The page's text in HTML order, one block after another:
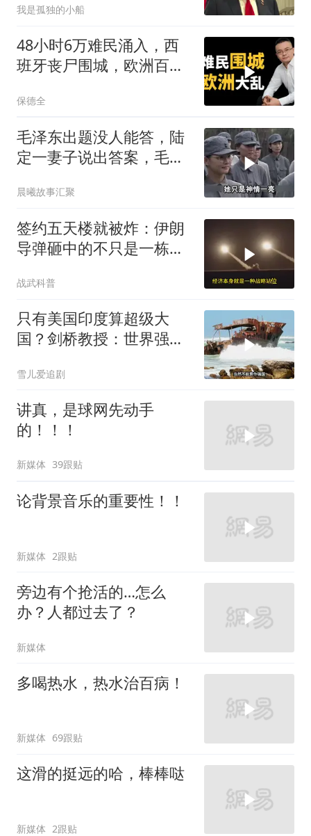
我是孤独的小船
48小时6万难民涌入，西
班牙丧尸围城，欧洲百年
保德全
毛泽东出题没人能答，陆
定一妻子说出答案，毛主
晨曦故事汇聚
签约五天楼就被炸：伊朗
导弹砸中的不只是一栋
牌
战武科普
只有美国印度算超级大
国？剑桥教授：世界强国
雪儿爱追剧
讲真，是球网先动手
的！！！
新媒体 39跟贴
论背景音乐的重要性！！
新媒体 2跟贴
旁边有个抢活的…怎么
办？人都过去了？
新媒体
多喝热水，热水治百病！
新媒体 69跟贴
这滑的挺远的哈，棒棒哒
新媒体 2跟贴